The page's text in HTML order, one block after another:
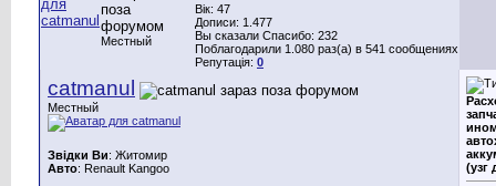
Местный
Вік: 47
Дописи: 1.477
Вы сказали Спасибо: 232
Поблагодарили 1.080 раз(а) в 541 сообщениях
Репутація: 0
catmanul
Местный
Звідки Ви: Житомир
Авто: Renault Kangoo
(узг